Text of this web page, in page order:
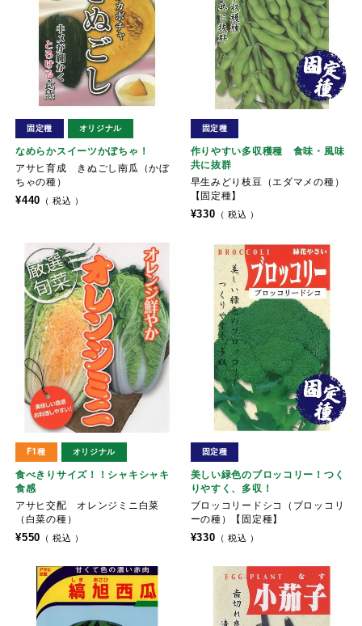
なめらかスイーツかぼちゃ！
アサヒ育成 きぬごし南瓜（かぼ
ちゃの種）
固定種 オリジナル
¥440 税込
作りやすい多収穫種 食味・風味
共に抜群
早生みどり枝豆（エダマメの種）
【固定種】
固定種
¥330 税込
食べきりサイズ！！シャキシャキ
食感
アサヒ交配 オレンジミニ白菜
（白菜の種）
F1種 オリジナル
¥550 税込
美しい緑色のブロッコリー！つく
りやすく、多収！
ブロッコリードシコ（ブロッコリ
ーの種）【固定種】
固定種
¥330 税込